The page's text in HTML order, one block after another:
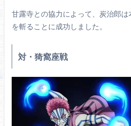
甘露寺との協力によって、炭治郎
を斬ることに成功しました。
対・猗窩座戦